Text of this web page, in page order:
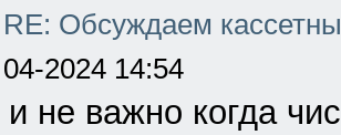
RE: Обсуждаем
04-2024 14:54
и не важно когда